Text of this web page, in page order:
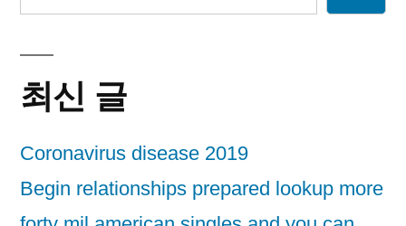
최신 글
Coronavirus disease 2019
Begin relationships prepared lookup more